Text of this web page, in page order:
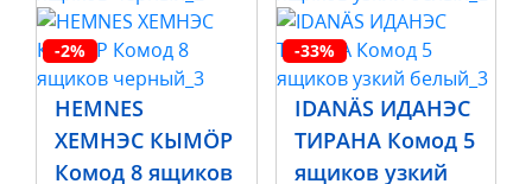
-2%
HEMNES
ХЕМНЭС КЫМÖР
Комод 8 ящиков
-33%
IDANÄS ИДАНЭС
ТИРАНА Комод 5
ящиков узкий